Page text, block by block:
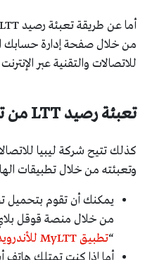
من خلال صفحة إدارة حسابك
للاتصالات والتقنية عبر
تعبئة رصيد LTT من تطبيق MyLTT
كذلك تتيح شركة ليبيا
وتعبئته من خلال تطبيقات
من خلال منصة قوقل
“تطبيق MyLTT للأندرويد